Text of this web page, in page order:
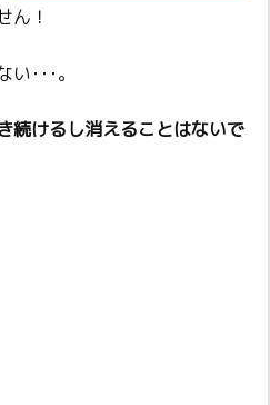
ん！
･･･。
続けるし消えることはないで